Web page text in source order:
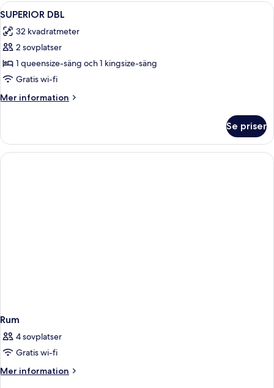
inga
Öppna
alla
foton
för
SUPERIOR
DBL
Minibar, värdeförvaringsskåp på
2
SUPERIOR DBL
32 kvadratmeter
2 sovplatser
1 queensize-säng och 1 kingsize-säng
Gratis wi-fi
Mer information
Mer
DBL
Se priser
Rum
4 sovplatser
Gratis wi-fi
Mer information
Mer